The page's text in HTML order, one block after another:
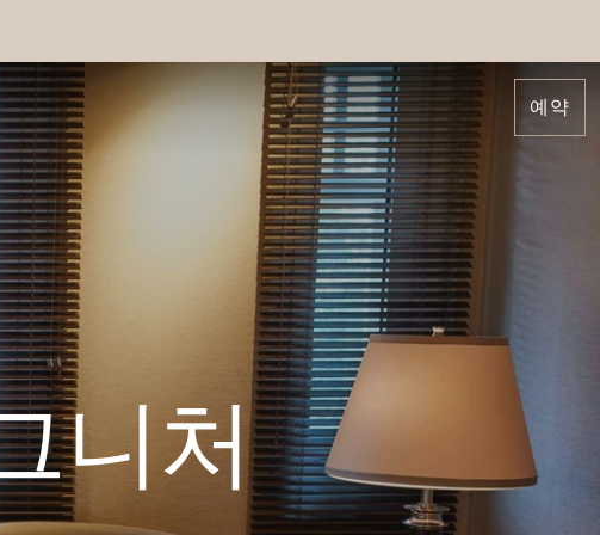
예약
니처